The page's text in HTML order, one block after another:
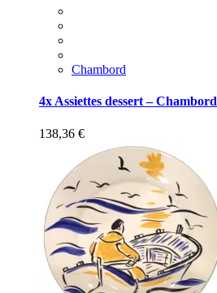
Chambord
4x Assiettes dessert – Chambord
138,36 €